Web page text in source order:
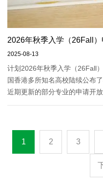
2025-08-13
计划2026年秋季入学（26Fall
国香港多所知名高校陆续公布
近期更新的部分专业的申请开
1 2 3